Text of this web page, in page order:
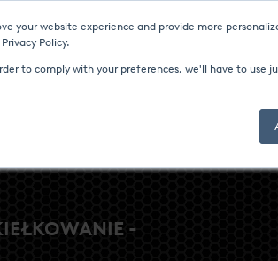
your website experience and provide more
Policy.
to comply with your preferences, we'll have to use
MEDIÓWKARIERAKONTAKT
-